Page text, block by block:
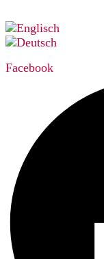
Facebook